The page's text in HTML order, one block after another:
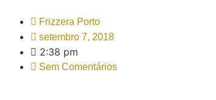
Frizzera Porto
setembro 7, 2018
2:38 pm
Sem Comentários